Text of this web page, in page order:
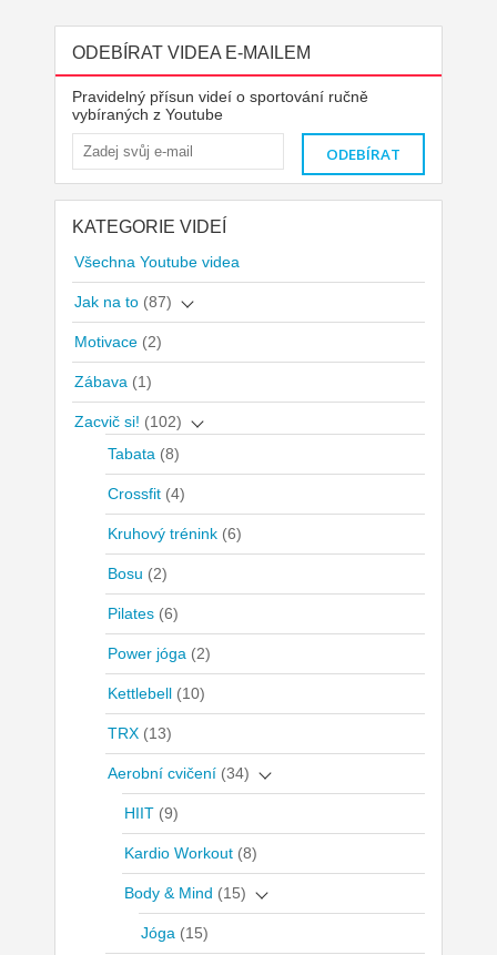
ODEBÍRAT VIDEA E-MAILEM
Pravidelný přísun videí o sportování ručně
vybíraných z Youtube
KATEGORIE VIDEÍ
Všechna Youtube videa
Jak na to (87)
Motivace (2)
Zábava (1)
Zacvič si! (102)
Tabata (8)
Crossfit (4)
Kruhový trénink (6)
Bosu (2)
Pilates (6)
Power jóga (2)
Kettlebell (10)
TRX (13)
Aerobní cvičení (34)
HIIT (9)
Kardio Workout (8)
Body & Mind (15)
Jóga (15)